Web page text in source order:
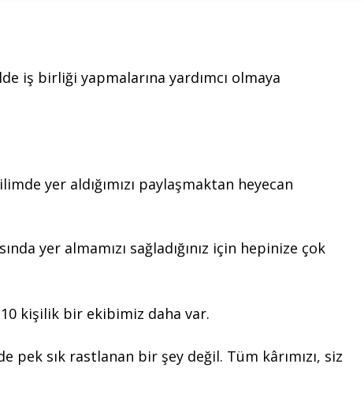
iş birliği yapmalarına yardımcı olmaya
yer aldığımızı paylaşmaktan heyecan
yer almamızı sağladığınız için hepinize çok
10 kişilik bir ekibimiz daha var.
sık rastlanan bir şey değil. Tüm kârımızı, siz